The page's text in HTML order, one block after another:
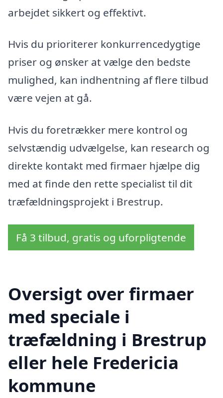
arbejdet sikkert og effektivt.
Hvis du prioriterer konkurrencedygtige
priser og ønsker at vælge den bedste
mulighed, kan indhentning af flere tilbud
være vejen at gå.
Hvis du foretrækker mere kontrol og
selvstændig udvælgelse, kan research og
direkte kontakt med firmaer hjælpe dig
med at finde den rette specialist til dit
træfældningsprojekt i Brestrup.
Få 3 tilbud, gratis og uforpligtende
Oversigt over firmaer
med speciale i
træfældning i Brestrup
eller hele Fredericia
kommune